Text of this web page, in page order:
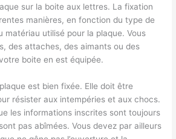
sur la boite aux lettres. La fixation
manières, en fonction du type de
matériau utilisé pour la plaque. Vous
des attaches, des aimants ou des
boite en est équipée.
est bien fixée. Elle doit être
résister aux intempéries et aux chocs.
les informations inscrites sont toujours
pas abîmées. Vous devez par ailleurs